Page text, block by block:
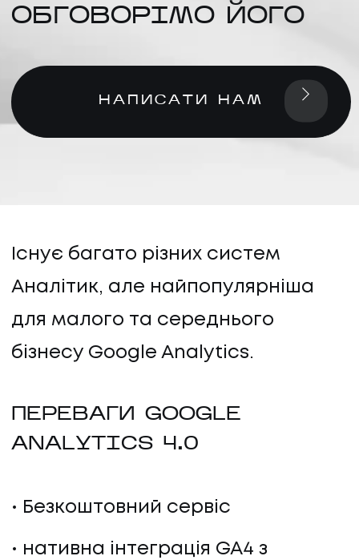
ОБГОВОРІМО ЙОГО
НАПИСАТИ НАМ
Існує багато різних систем
Аналітик, але найпопулярніша
для малого та середнього
бізнесу Google Analytics.
ПЕРЕВАГИ GOOGLE
ANALYTICS 4.0
Безкоштовний сервіс
нативна інтеграція GA4 з